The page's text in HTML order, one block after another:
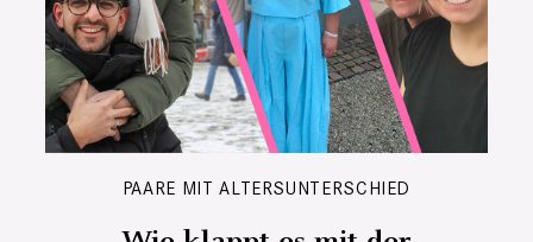
PAARE MIT ALTERSUNTERSCHIED